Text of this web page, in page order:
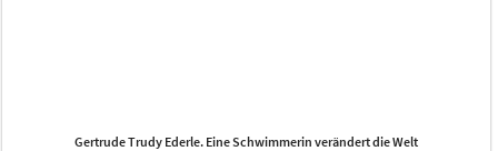
Gertrude Trudy Ederle. Eine Schwimmerin verändert die Welt